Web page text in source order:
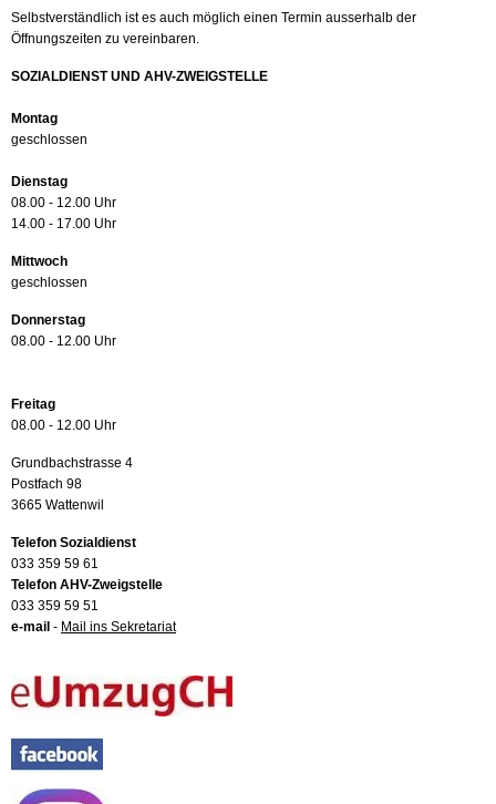
Selbstverständlich ist es auch möglich einen Termin ausserhalb der
Öffnungszeiten zu vereinbaren.
SOZIALDIENST UND AHV-ZWEIGSTELLE
Montag
geschlossen
Dienstag
08.00 - 12.00 Uhr
14.00 - 17.00 Uhr
Mittwoch
geschlossen
Donnerstag
08.00 - 12.00 Uhr
Freitag
08.00 - 12.00 Uhr
Grundbachstrasse 4
Postfach 98
3665 Wattenwil
Telefon Sozialdienst
033 359 59 61
Telefon AHV-Zweigstelle
033 359 59 51
e-mail - Mail ins Sekretariat